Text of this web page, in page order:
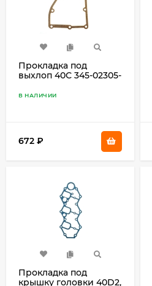
Прокладка под
выхлоп 40С 345-02305-
В НАЛИЧИИ
672 ₽
Прокладка под
крышку головки 40D2,